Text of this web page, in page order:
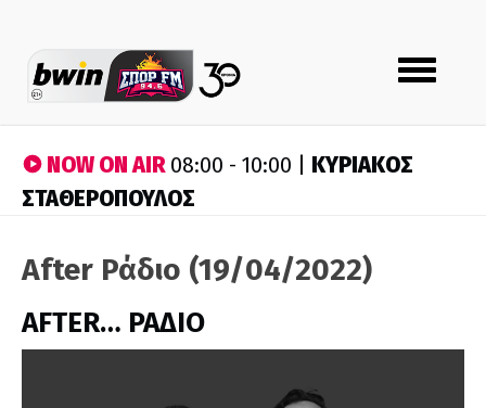
Toggle
navigation
NOW ON AIR08:00 - 10:00 | ΚΥΡΙΑΚΟΣ
ΣΤΑΘΕΡΟΠΟΥΛΟΣ
After Ράδιο (19/04/2022)
AFTER… ΡΑΔΙΟ